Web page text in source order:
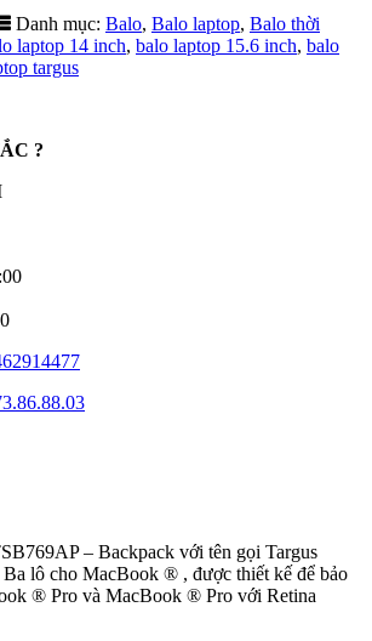
Danh mục: Balo, Balo laptop, Balo thời
laptop 14 inch, balo laptop 15.6 inch, balo
targus
?
– Backpack với tên gọi Targus
Ba lô cho MacBook ® , được thiết kế để bảo
® Pro và MacBook ® Pro với Retina